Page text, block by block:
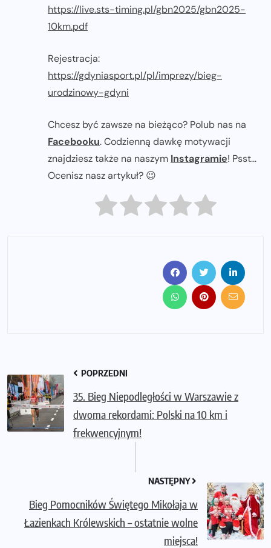
https://live.sts-timing.pl/gbn2025/gbn2025-
10km.pdf
Rejestracja:
https://gdyniasport.pl/pl/imprezy/bieg-
urodzinowy-gdyni
Chcesz być zawsze na bieżąco? Polub nas na
Facebooku. Codzienną dawkę motywacji
znajdziesz także na naszym Instagramie! Psst...
Ocenisz nasz artykuł? 😉
POPRZEDNI
35. Bieg Niepodległości w Warszawie z
dwoma rekordami: Polski na 10 km i
frekwencyjnym!
NASTĘPNY
Bieg Pomocników Świętego Mikołaja w
Łazienkach Królewskich – ostatnie wolne
miejsca!